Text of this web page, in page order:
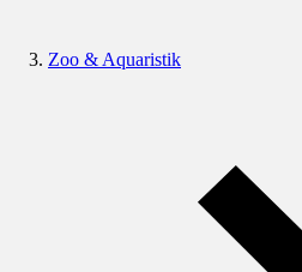
Zoo & Aquaristik